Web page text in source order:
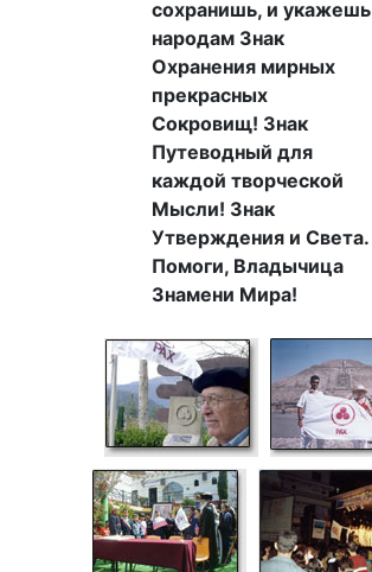
сохранишь, и укажешь
народам Знак
Охранения мирных
прекрасных
Сокровищ! Знак
Путеводный для
каждой творческой
Мысли! Знак
Утверждения и Света.
Помоги, Владычица
Знамени Мира!